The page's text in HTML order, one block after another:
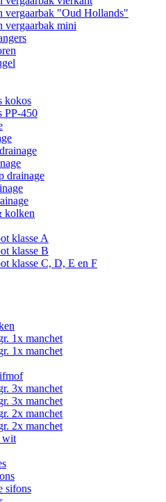
vergaarbak "Oud Hollands"
vergaarbak mini
kokos
PP-450
drainage
kolken
klasse A
klasse B
klasse C, D, E en F
1x manchet
1x manchet
3x manchet
3x manchet
2x manchet
2x manchet
wit
sifons